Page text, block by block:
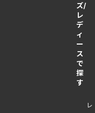
ズ/
レ
デ
ィ
ー
ス
で
探
す
レ